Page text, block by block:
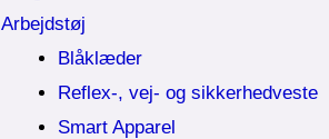
Arbejdstøj
Blåklæder
Reflex-, vej- og sikkerhedveste
Smart Apparel